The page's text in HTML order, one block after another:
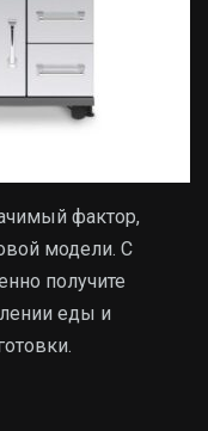
фактор,
модели. С
получите
еды и